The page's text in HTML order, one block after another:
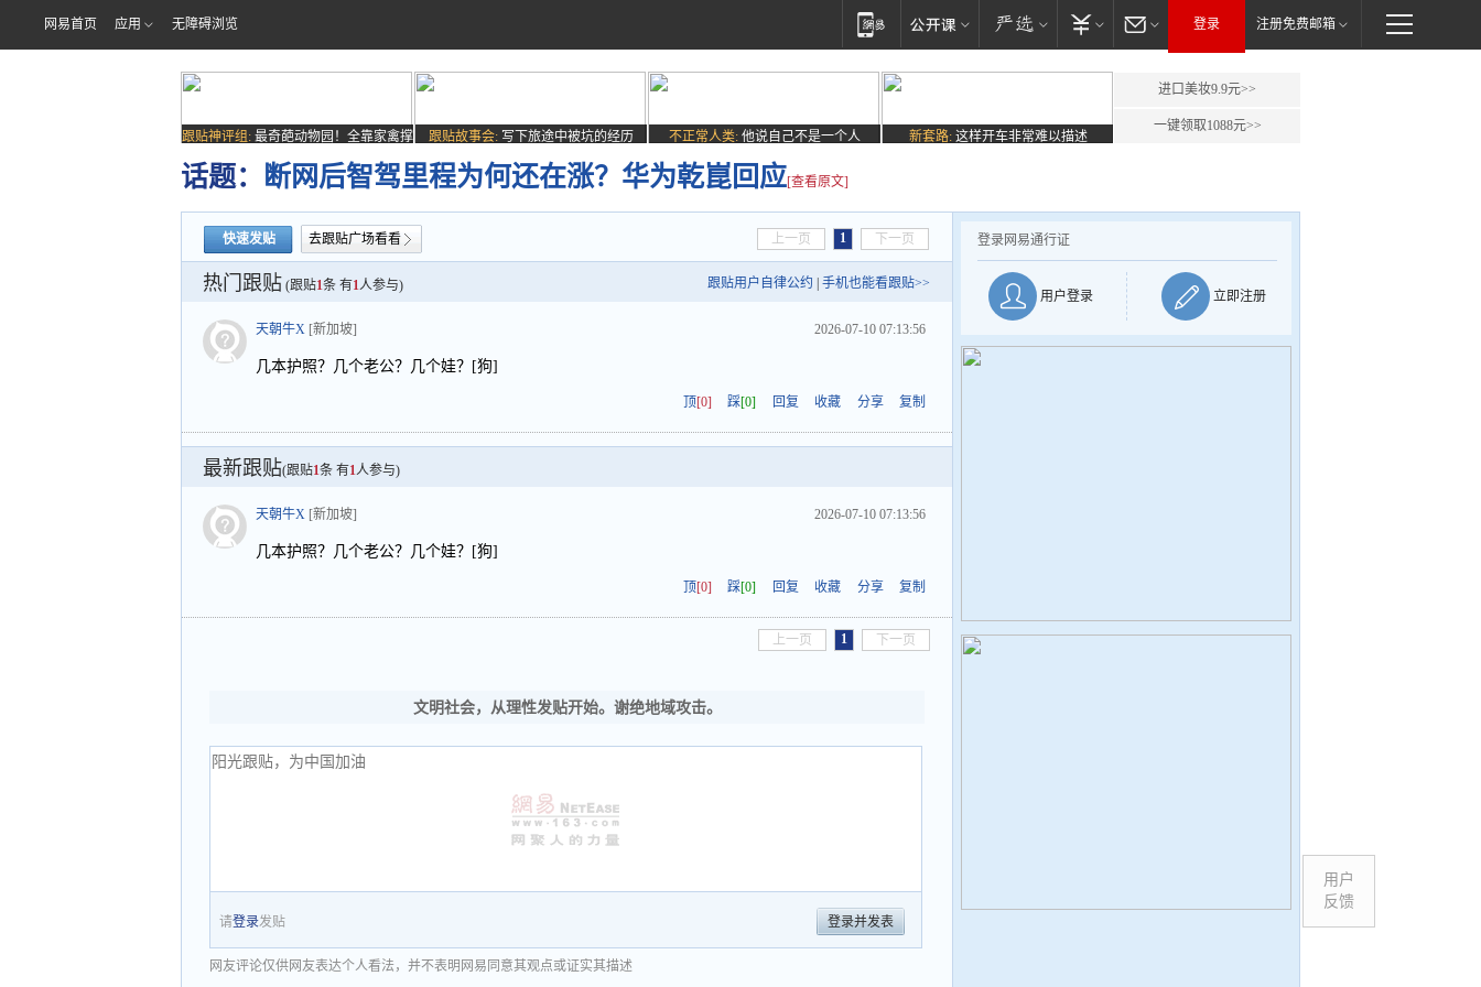
网易首页 应用 无障碍浏览 登录 注册免费邮箱
跟贴神评组: 最奇葩动物园！全靠家禽撑
场子
跟贴故事会: 写下旅途中被坑的经历 不正常人类: 他说自己不是一个人 新套路: 这样开车非常难以描述
进口美妆9.9元>>
一键领取1088元>>
话题： 断网后智驾里程为何还在涨？华为乾崑回应[查看原文]
快速发贴 去跟贴广场看看 上一页 1 下一页
热门跟贴 (跟贴1条 有1人参与) 跟贴用户自律公约 手机也能看跟贴>>
天朝牛X [新加坡] 2026-07-10 07:13:56
几本护照？几个老公？几个娃？[狗]
顶[0] 踩[0] 回复 收藏 分享 复制
最新跟贴(跟贴1条 有1人参与)
天朝牛X [新加坡] 2026-07-10 07:13:56
几本护照？几个老公？几个娃？[狗]
顶[0] 踩[0] 回复 收藏 分享 复制
上一页 1 下一页
文明社会，从理性发贴开始。谢绝地域攻击。
请登录发贴 登录并发表
网友评论仅供网友表达个人看法，并不表明网易同意其观点或证实其描述
登录网易通行证
用户登录 立即注册
用户
反馈